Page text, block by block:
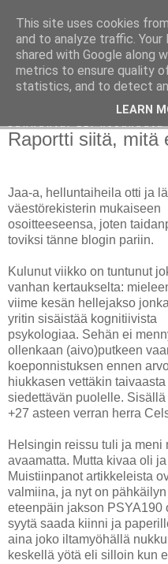
Avoin
Raportti siitä, mitä
Jaa-a, helluntaiheila otti ja
väestörekisterin mukaiseen
osoitteeseensa, joten
toviksi tänne blogin pariin.
Kulunut viikko on tuntunut
vanhan kertaukselta:
viime kesän hellejakso
yritin sisäistää kognitiivista
psykologiaa. Sehän ei
ollenkaan (aivo)putkeen
koeponnistuksen ennen
hiukkasen vettäkin
siedettävän puolelle.
+27 asteen verran herra
Helsingin reissu tuli ja
avaamatta. Mutta kivaa oli
Muistiinpanot artikkeleista
valmiina, ja nyt on
eteenpäin jakson PSYA190
syytä saada kiinni ja
aina joko iltamyöhällä
keskellä yötä eli silloin kun
This site uses cookies
and to analyze traffic.
shared with Google along
metrics to ensure quality
statistics, and to detect
LEARN